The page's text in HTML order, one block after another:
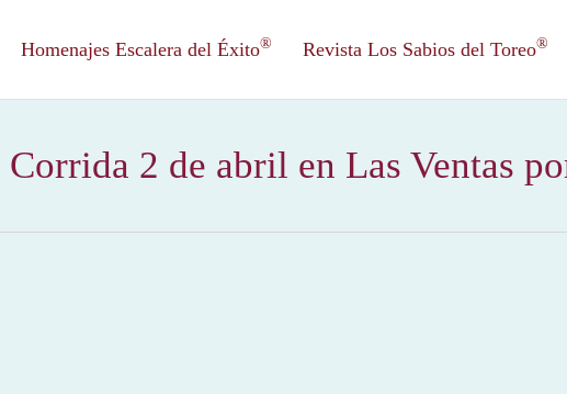
Homenajes Escalera del Éxito® Revista Los Sabios del Toreo®
2 de abril en Las Ventas